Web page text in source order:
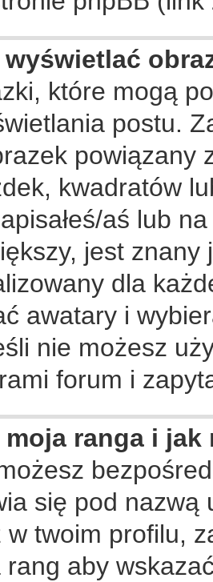
wyświetlać
które mogą
postu.
powiązany
kwadratów
aś lub
jest
dla
awatary i
nie możesz
forum i
moja ranga i
się pod
twoim profilu,
aby